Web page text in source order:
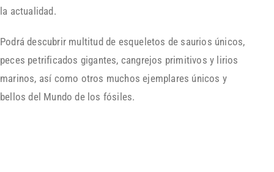
la actualidad.
Podrá descubrir multitud de esqueletos de saurios únicos,
peces petrificados gigantes, cangrejos primitivos y lirios
marinos, así como otros muchos ejemplares únicos y
bellos del Mundo de los fósiles.